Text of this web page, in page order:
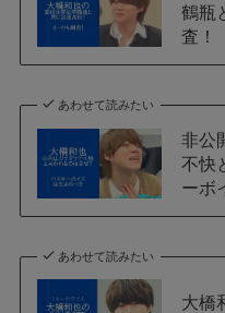
鶴瓶
査！
あわせて読みたい
非公
不快
ーボ
あわせて読みたい
大橋